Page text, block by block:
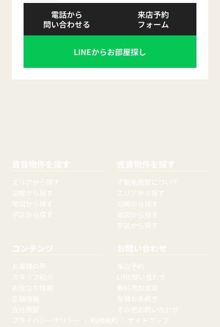
電話から
問い合わせる
来店予約
フォーム
LINEからお部屋探し
賃貸物件を探す
エリアから探す
沿線から探す
地図から探す
学区から探す
売買物件を探す
不動産売買について
エリアから探す
沿線から探す
地図から探す
学区から探す
コンテンツ
お客様の声
スタッフ紹介
お役立ち情報
店舗情報
会社概要
お問い合わせ
来店予約
LINE問い合わせ
無料売却査定
各種お手続き
その他お問い合わせ
プライバシーポリシー
利用規約
サイトマップ